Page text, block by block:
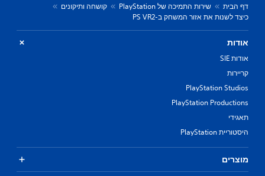
דף הבית שירות התמיכה של PlayStation
קושחה ותיקונים
כיצד לשנות את אזור המשחק ב-PS VR2
אודות
אודות SIE
קריירות
PlayStation Studios
PlayStation Productions
תאגידי
היסטוריית PlayStation
מוצרים